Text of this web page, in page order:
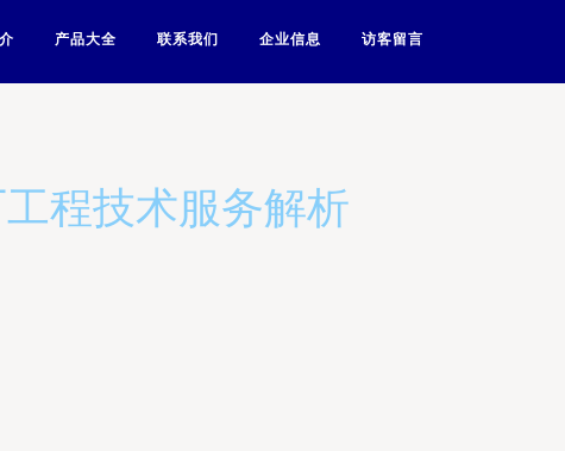
产品大全 联系我们 企业信息 访客留言
程技术服务解析